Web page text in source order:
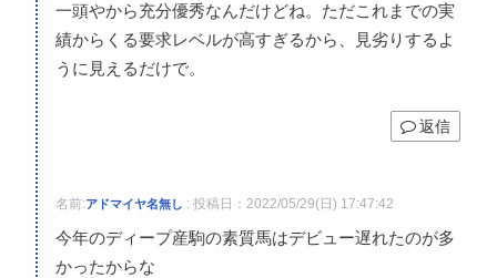
一頭やから充分優秀なんだけどね。ただこれまでの実
績からくる要求レベルが高すぎるから、見劣りするよ
うに見えるだけで。
返信
名前:アドマイヤ名無し : 投稿日：2022/05/29(日) 17:47:42
今年のディープ産駒の素質馬はデビュー遅れたのが多
かったからな